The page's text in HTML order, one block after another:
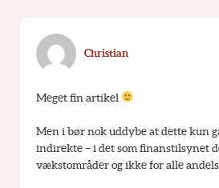
Christian
Meget fin artikel
Men i bør nok uddybe at dette kun
indirekte – i det som finanstilsynet
vækstområder og ikke for alle